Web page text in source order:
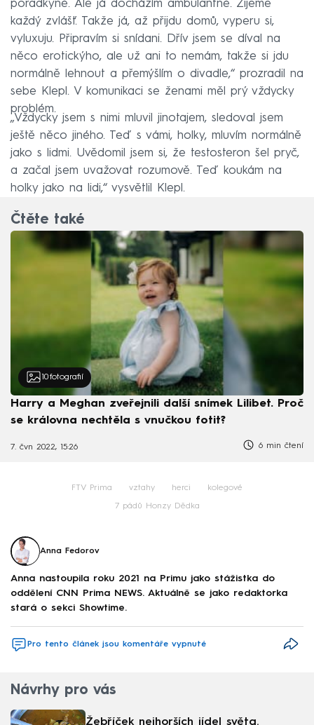
poradkyně. Ale já docházím ambulantně. Žijeme
každý zvlášť. Takže já, až přijdu domů, vyperu si,
vyluxuju. Připravím si snídani. Dřív jsem se díval na
něco erotickýho, ale už ani to nemám, takže si jdu
normálně lehnout a přemýšlím o divadle,“ prozradil na
sebe Klepl. V komunikaci se ženami měl prý vždycky
problém.
„Vždycky jsem s nimi mluvil jinotajem, sledoval jsem
ještě něco jiného. Teď s vámi, holky, mluvím normálně
jako s lidmi. Uvědomil jsem si, že testosteron šel pryč,
a začal jsem uvažovat rozumově. Teď koukám na
holky jako na lidi,“ vysvětlil Klepl.
Čtěte také
10 fotografií
Harry a Meghan zveřejnili další snímek Lilibet. Proč
se královna nechtěla s vnučkou fotit?
7. čvn 2022, 15:26 6 min čtení
FTV Prima vztahy herci kolegové
7 pádů Honzy Dědka
Anna Fedorov
Anna nastoupila roku 2021 na Primu jako stážistka do
oddělení CNN Prima NEWS. Aktuálně se jako redaktorka
stará o sekci Showtime.
Pro tento článek jsou komentáře vypnuté
Návrhy pro vás
Žebříček nejhorších jídel světa.